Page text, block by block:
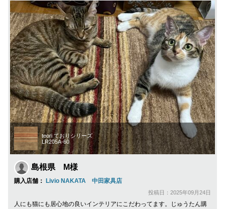
teori ておりシリーズ
LR205A-60
島根県 M様
購入店舗： Livio NAKATA 中田家具店
投稿日：2025年09月24日
人にも猫にも居心地の良いインテリアにこだわってます。じゅうたん購